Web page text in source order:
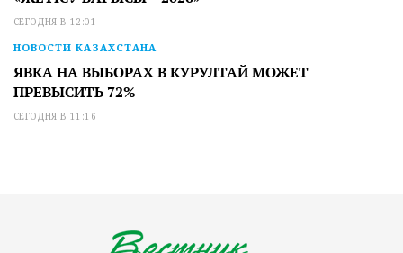
СЕГОДНЯ В 12:01
НОВОСТИ КАЗАХСТАНА
ЯВКА НА ВЫБОРАХ В КУРУЛТАЙ МОЖЕТ
ПРЕВЫСИТЬ 72%
СЕГОДНЯ В 11:16